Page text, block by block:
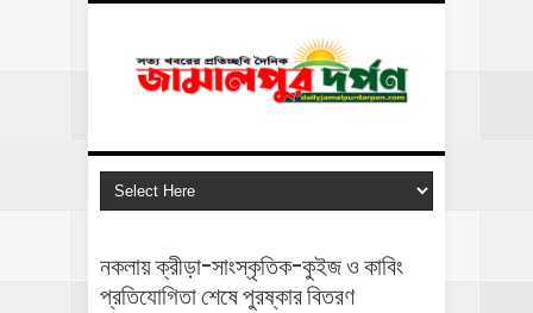
নকলায় ক্রীড়া-সাংস্কৃতিক-কুইজ ও কাবিং
প্রতিযোগিতা শেষে পুরষ্কার বিতরণ